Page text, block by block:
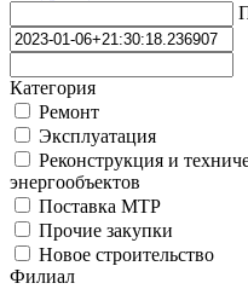
Категория
Ремонт
Эксплуатация
Реконструкция и
энергообъектов
Поставка МТР
Прочие закупки
Новое строительство
Филиал